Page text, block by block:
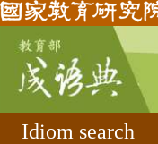
Idiom search